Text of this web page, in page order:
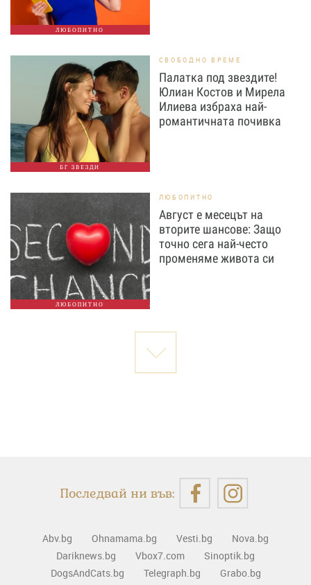
ЛЮБОПИТНО
БГ ЗВЕЗДИ
СВОБОДНО ВРЕМЕ
Палатка под звездите!
Юлиан Костов и Мирела
Илиева избраха най-
романтичната почивка
ЛЮБОПИТНО
ЛЮБОПИТНО
Август е месецът на
вторите шансове: Защо
точно сега най-често
променяме живота си
Последвай ни във:
Abv.bg Ohnamama.bg Vesti.bg
Nova.bg
Dariknews.bg
Vbox7.com
Sinoptik.bg
DogsAndCats.bg
Telegraph.bg
Grabo.bg